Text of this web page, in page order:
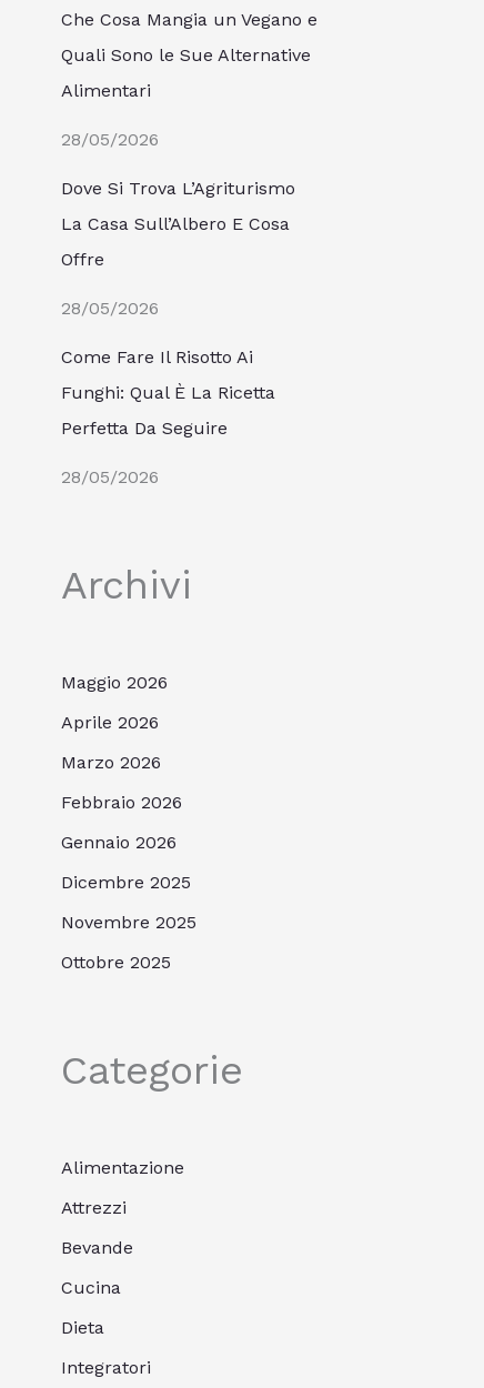
Che Cosa Mangia un Vegano e
Quali Sono le Sue Alternative
Alimentari
28/05/2026
Dove Si Trova L’Agriturismo
La Casa Sull’Albero E Cosa
Offre
28/05/2026
Come Fare Il Risotto Ai
Funghi: Qual È La Ricetta
Perfetta Da Seguire
28/05/2026
Archivi
Maggio 2026
Aprile 2026
Marzo 2026
Febbraio 2026
Gennaio 2026
Dicembre 2025
Novembre 2025
Ottobre 2025
Categorie
Alimentazione
Attrezzi
Bevande
Cucina
Dieta
Integratori